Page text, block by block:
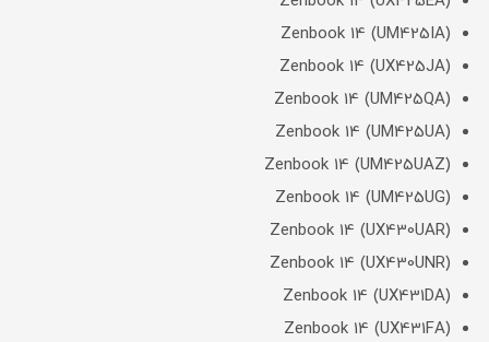
Zenbook 14 (UM425IA)
Zenbook 14 (UX425JA)
Zenbook 14 (UM425QA)
Zenbook 14 (UM425UA)
Zenbook 14 (UM425UAZ)
Zenbook 14 (UM425UG)
Zenbook 14 (UX430UAR)
Zenbook 14 (UX430UNR)
Zenbook 14 (UX431DA)
Zenbook 14 (UX431FA)